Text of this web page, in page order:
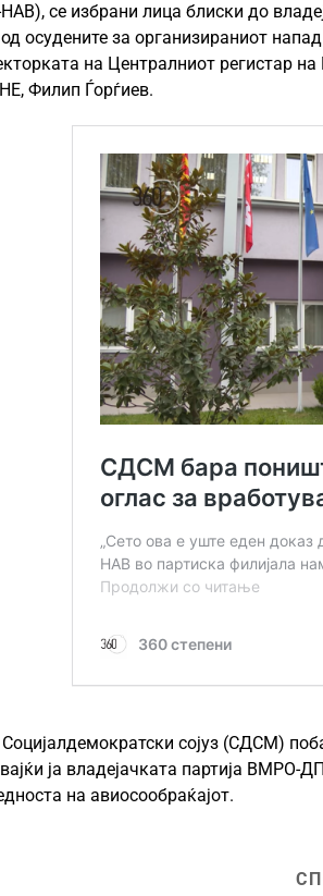
се избрани лица блиски до
осудените за организираниот
на Централниот регистар
Филип Ѓорѓиев.
сојуз (СДСМ)
ја владејачката партија ВМРО-
на авиосообраќајот.